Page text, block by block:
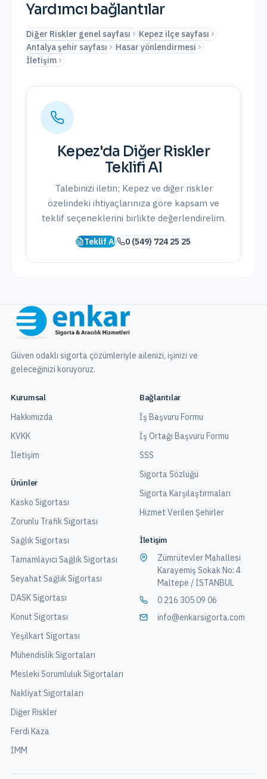
Yardımcı bağlantılar
Diğer Riskler genel sayfası
Kepez ilçe sayfası
Antalya şehir sayfası
Hasar yönlendirmesi
İletişim
Kepez'da Diğer Riskler
Teklifi Al
Talebinizi iletin; Kepez ve diğer riskler
özelindeki ihtiyaçlarınıza göre kapsam ve
teklif seçeneklerini birlikte değerlendirelim.
Teklif Al 0 (549) 724 25 25
Güven odaklı sigorta çözümleriyle ailenizi, işinizi ve
geleceğinizi koruyoruz.
Kurumsal
Hakkımızda
KVKK
İletişim
Ürünler
Kasko Sigortası
Zorunlu Trafik Sigortası
Sağlık Sigortası
Tamamlayıcı Sağlık Sigortası
Seyahat Sağlık Sigortası
DASK Sigortası
Konut Sigortası
Yeşilkart Sigortası
Mühendislik Sigortaları
Mesleki Sorumluluk Sigortaları
Nakliyat Sigortaları
Diğer Riskler
Ferdi Kaza
İMM
Bağlantılar
İş Başvuru Formu
İş Ortağı Başvuru Formu
SSS
Sigorta Sözlüğü
Sigorta Karşılaştırmaları
Hizmet Verilen Şehirler
İletişim
Zümrütevler Mahallesi
Karayemiş Sokak No: 4
Maltepe / İSTANBUL
0 216 305 09 06
info@enkarsigorta.com